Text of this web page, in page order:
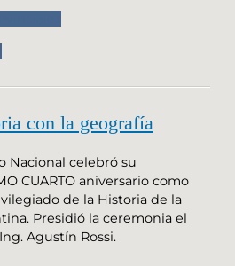
con la geografía
Nacional celebró su
CUARTO aniversario como
de la Historia de la
Presidió la ceremonia el
Agustín Rossi.